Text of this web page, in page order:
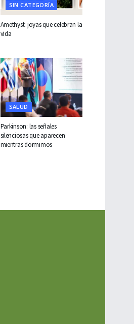
SIN CATEGORÍA
Amethyst: joyas que celebran la
vida
SALUD
Parkinson: las señales
silenciosas que aparecen
mientras dormimos